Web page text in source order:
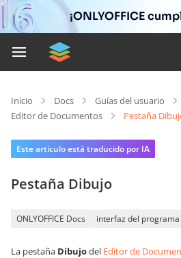
¡ONLYOFFICE
Inicio Docs
Guías del usuario
Editor de Documentos
Pestaña
Este artículo está traducido por IA
Pestaña Dibujo
ONLYOFFICE Docs interfaz del programa
La pestaña Dibujodel Editor de